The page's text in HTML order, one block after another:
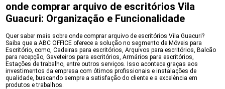
onde comprar arquivo de escritórios Vila
Guacuri: Organização e Funcionalidade
Quer saber mais sobre onde comprar arquivo de escritórios Vila Guacuri?
Saiba que a ABC OFFICE oferece a solução no segmento de Móveis para
Escritório, como, Cadeiras para escritórios, Arquivos para escritórios, Balcão
para recepção, Gaveteiros para escritórios, Armários para escritórios,
Estações de trabalho, entre outros serviços. Isso acontece graças aos
investimentos da empresa com ótimos profissionais e instalações de
qualidade, buscando sempre a satisfação do cliente e a excelência em
produtos e trabalhos.